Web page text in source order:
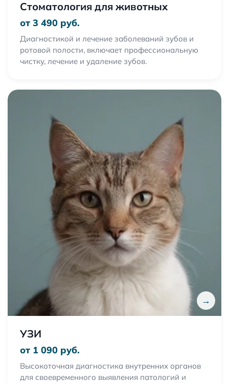
Стоматология для животных
от 3 490 руб.
Диагностикой и лечение заболеваний зубов и
ротовой полости, включает профессиональную
чистку, лечение и удаление зубов.
→
УЗИ
от 1 090 руб.
Высокоточная диагностика внутренних органов
для своевременного выявления патологий и